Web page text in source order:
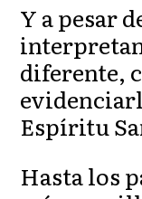
Y a pesar
diferente,
Espíritu
Hasta los